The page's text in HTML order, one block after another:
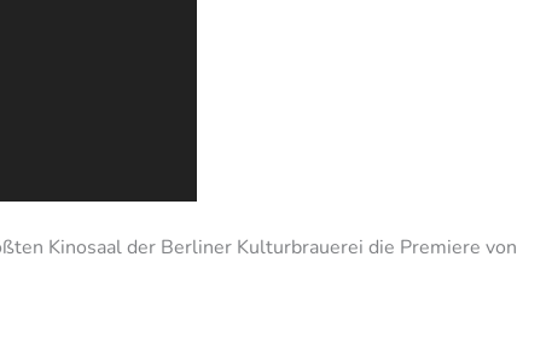
Kinosaal der Berliner Kulturbrauerei die Premiere von